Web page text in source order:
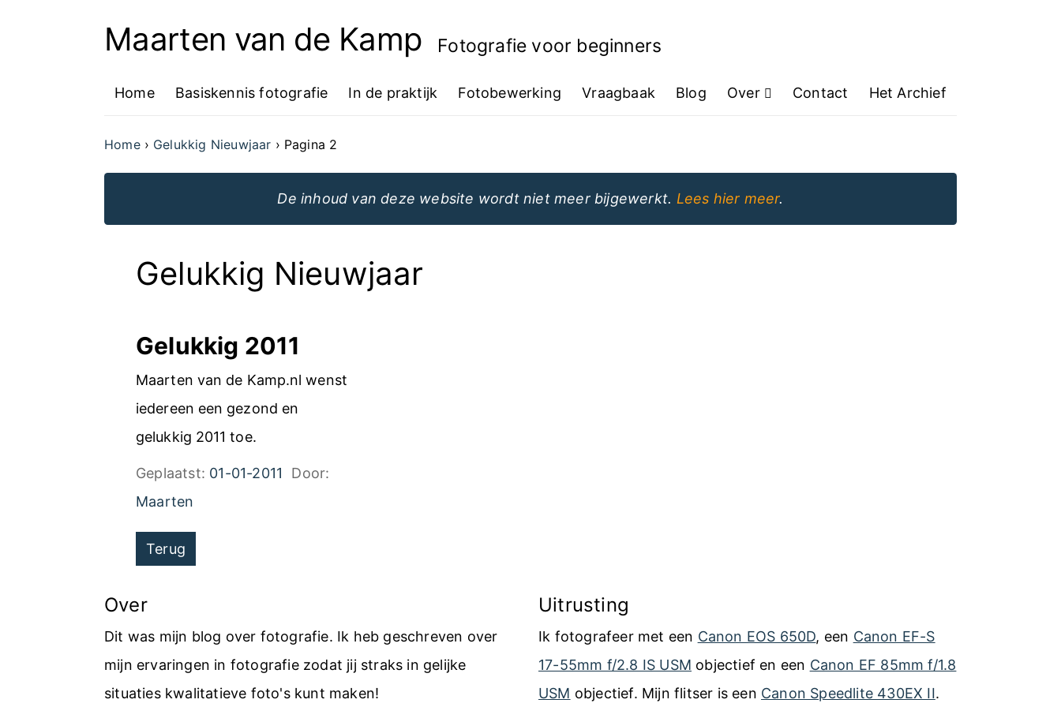
Ga
de
van
de
Maarten van de Kamp Fotografie voor beginners
Home Basiskennis fotografie In de praktijk Fotobewerking Vraagbaak Blog Over Contact Het Archief
Home Gelukkig Nieuwjaar Pagina 2
De inhoud van deze website wordt niet meer bijgewerkt. Lees hier meer.
Gelukkig Nieuwjaar
Gelukkig 2011
Maarten van de Kamp.nl wenst
iedereen een gezond en
gelukkig 2011 toe.
Geplaatst: 01-01-2011
Door:
Maarten
Navigatie
voor
pagina's
Terug
Over
Dit was mijn blog over fotografie. Ik heb geschreven over
mijn ervaringen in fotografie zodat jij straks in gelijke
situaties kwalitatieve foto's kunt maken!
Uitrusting
Ik fotografeer met een Canon EOS 650D, een Canon EF-S
17-55mm f/2.8 IS USM objectief en een Canon EF 85mm f/1.8
USM objectief. Mijn flitser is een Canon Speedlite 430EX II.